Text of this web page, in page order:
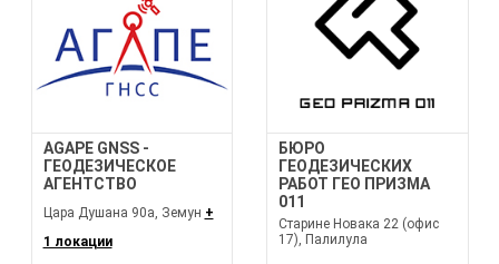
AGAPE GNSS -
ГЕОДЕЗИЧЕСКОЕ
АГЕНТСТВО
Цара Душана 90а, Земун +
1 локации
БЮРО
ГЕОДЕЗИЧЕСКИХ
РАБОТ ГЕО ПРИЗМА
011
Старине Новака 22 (офис
17), Палилула